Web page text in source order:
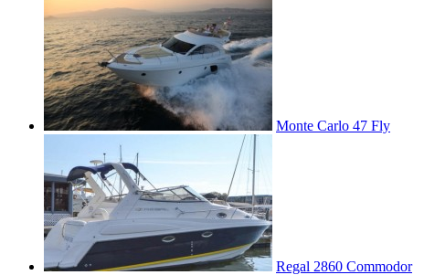
Monte Carlo 47 Fly
Regal 2860 Commodor